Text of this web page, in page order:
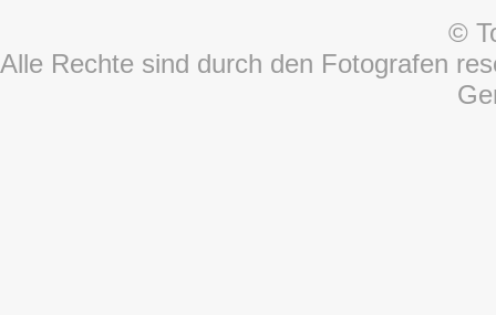
©
Alle Rechte sind durch den Fotografen